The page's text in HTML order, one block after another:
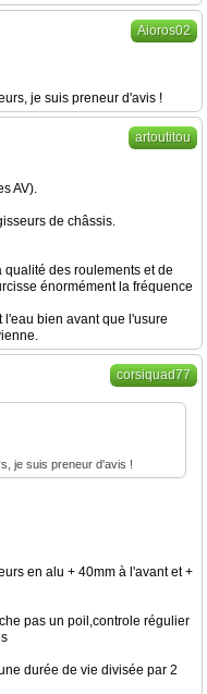
Aioros02
je suis preneur d'avis !
artoutitou
AV).
de châssis.
des roulements et de
énormément la fréquence
l'eau bien avant que l'usure
corsiquad77
je suis preneur d'avis !
en alu + 40mm à l'avant et +
pas un poil,controle régulier
durée de vie divisée par 2